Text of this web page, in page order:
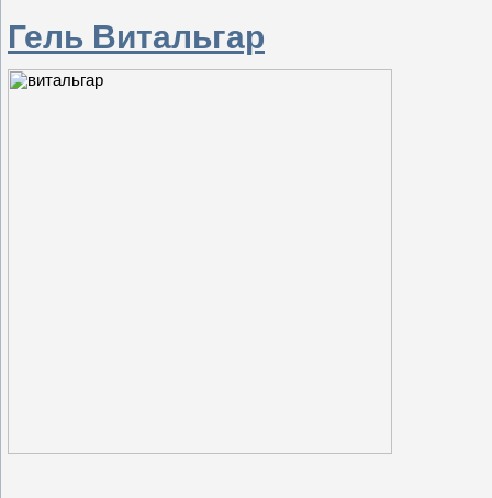
Гель Витальгар